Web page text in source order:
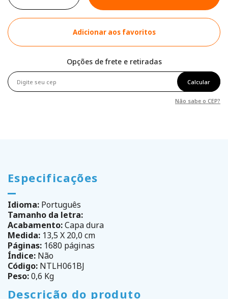
Adicionar aos favoritos
Opções de frete e retiradas
Calcular
Não sabe o CEP?
Especificações
Idioma: Português
Tamanho da letra:
Acabamento:Capa dura
Medida: 13,5 X 20,0 cm
Páginas: 1680 páginas
Índice: Não
Código: NTLH061BJ
Peso:0,6 Kg
Descrição do produto